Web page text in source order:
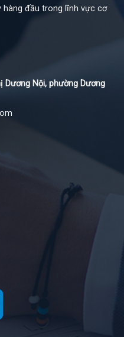
đầu trong lĩnh vực cơ
Dương Nội, phường Dương